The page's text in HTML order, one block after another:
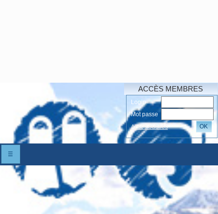
ACCÈS MEMBRES
Login
Mot passe
Accés oubliés
OK
☰